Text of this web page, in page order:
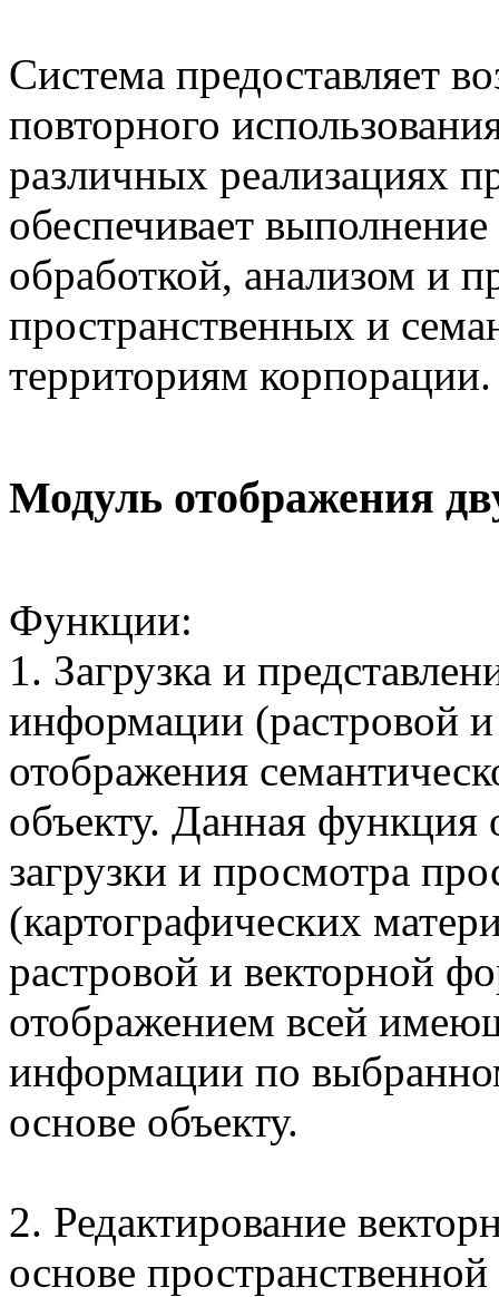
Система предоставляет
повторного
различных реализациях
обеспечивает выполнение
обработкой, анализом и
пространственных и
территориям корпорации.
Модуль отображения
Функции:
1. Загрузка и
информации (растровой
отображения
объекту. Данная функция
загрузки и просмотра
(картографических
растровой и векторной
отображением всей
информации по
основе объекту.
2. Редактирование
основе